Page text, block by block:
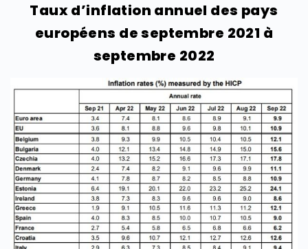
Taux d’inflation annuel des pays
européens de septembre 2021 à
septembre 2022